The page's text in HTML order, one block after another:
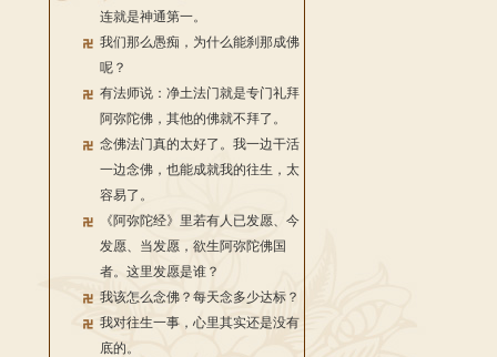
连就是神通第一。
我们那么愚痴，为什么能刹那成佛
呢？
有法师说：净土法门就是专门礼拜
阿弥陀佛，其他的佛就不拜了。
念佛法门真的太好了。我一边干活
一边念佛，也能成就我的往生，太
容易了。
《阿弥陀经》里若有人已发愿、今
发愿、当发愿，欲生阿弥陀佛国
者。这里发愿是谁？
我该怎么念佛？每天念多少达标？
我对往生一事，心里其实还是没有
底的。